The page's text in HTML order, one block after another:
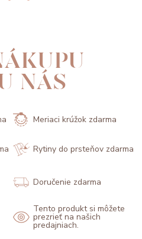
NÁS
Meriaci krúžok zdarma
Rytiny do prsteňov zdarma
Doručenie zdarma
Tento produkt si môžete
prezrieť na našich
predajniach.